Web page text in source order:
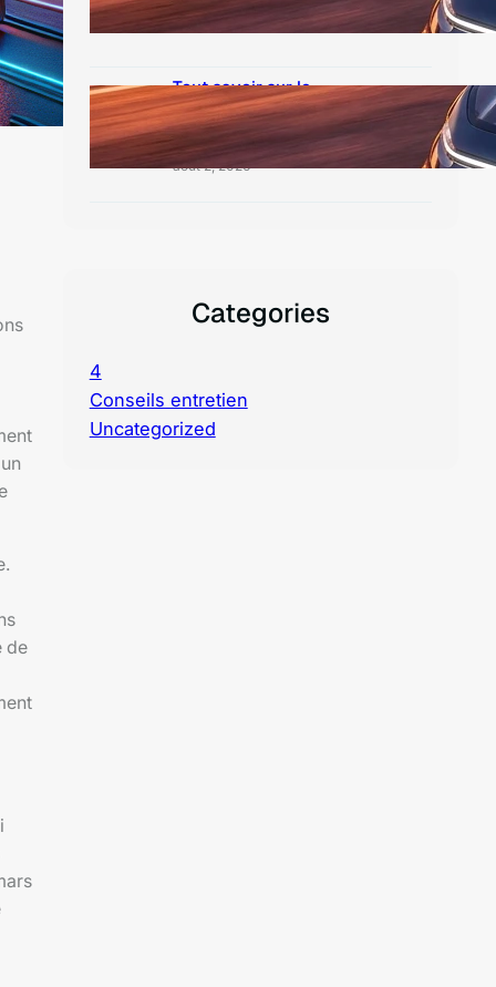
de
août 3, 2026
Tout savoir sur le
renault 5 intérieur :
Avis
août 2, 2026
Categories
4
Conseils entretien
Uncategorized